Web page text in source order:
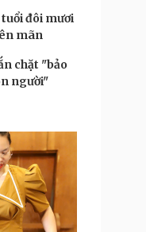
đôi mươi
mãn
chặt "bảo
người"